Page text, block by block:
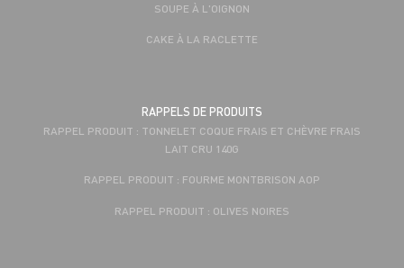
SOUPE À L'OIGNON
CAKE À LA RACLETTE
RAPPELS DE PRODUITS
RAPPEL PRODUIT : TONNELET COQUE FRAIS ET CHÈVRE FRAIS
LAIT CRU 140G
RAPPEL PRODUIT : FOURME MONTBRISON AOP
RAPPEL PRODUIT : OLIVES NOIRES